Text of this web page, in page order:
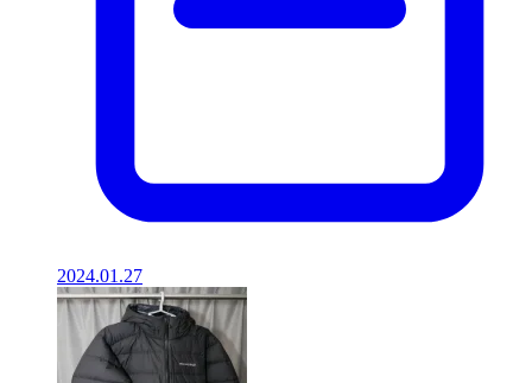
2024.01.27